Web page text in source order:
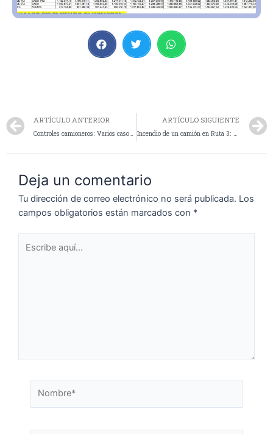
ARTÍCULO ANTERIOR
Controles camioneros: Varios casos de alcoholemia positiva e infracciones en las rutas de Santa Cruz
ARTÍCULO SIGUIENTE
Incendio de un camión en Ruta 3: Bomberos y la Unidad Operativa Caminera Chimen Aike trabajaron en el lugar
Deja un comentario
Tu dirección de correo electrónico no será publicada. Los
campos obligatorios están marcados con *